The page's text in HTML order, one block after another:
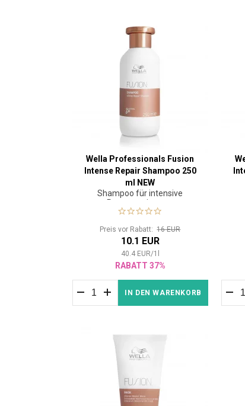
Wella Professionals Fusion
Intense Repair Shampoo 250
ml NEW
Shampoo für intensive
Regeneration von
geschädigtem Haar
Preis vor Rabatt:16 EUR
10.1 EUR
40.4 EUR/1
RABATT 37%
IN DEN WARENKORB